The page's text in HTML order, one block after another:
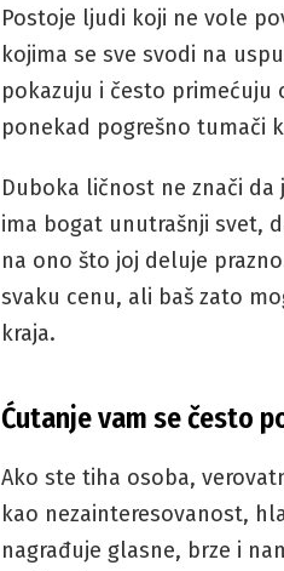
Postoje ljudi koji ne vole
kojima se sve svodi na
pokazuju i često
ponekad pogrešno tumači
Duboka ličnost ne znači
ima bogat unutrašnji svet,
na ono što joj deluje
svaku cenu, ali baš zato
kraja.
Ćutanje vam se često
Ako ste tiha osoba,
kao nezainteresovanost,
nagrađuje glasne, brze i